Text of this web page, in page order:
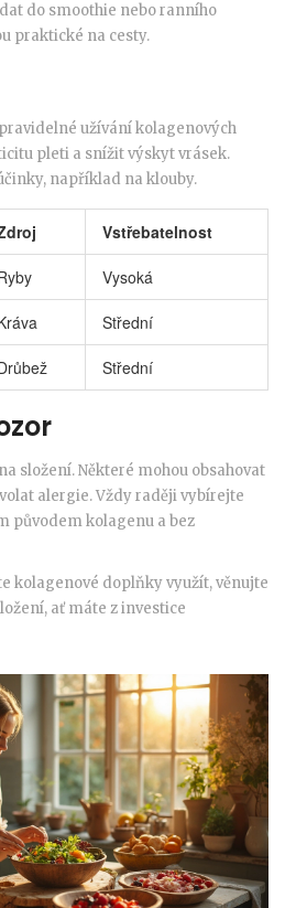
do smoothie nebo ranního
praktické na cesty.
užívání kolagenových
pleti a snížit výskyt vrásek.
například na klouby.
Vstřebatelnost
Vysoká
Střední
Střední
složení. Některé mohou obsahovat
alergie. Vždy raději vybírejte
původem kolagenu a bez
kolagenové doplňky využít, věnujte
ať máte z investice